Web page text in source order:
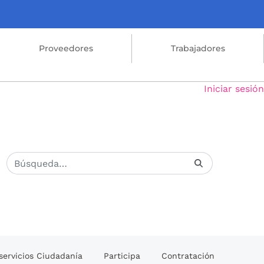
Proveedores Trabajadores
Iniciar sesión
Ciudadanía Participa Contratación